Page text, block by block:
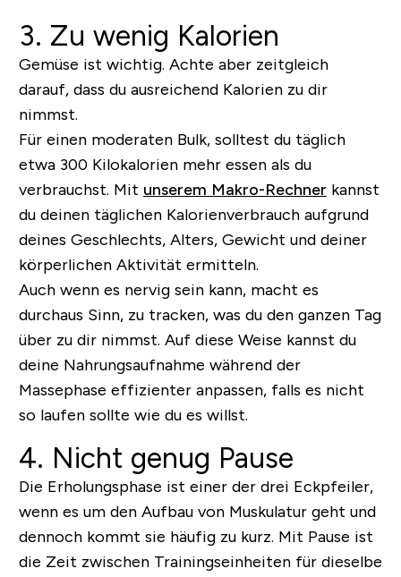
3. Zu wenig Kalorien
Gemüse ist wichtig. Achte aber zeitgleich
darauf, dass du ausreichend Kalorien zu dir
nimmst.
Für einen moderaten Bulk, solltest du täglich
etwa 300 Kilokalorien mehr essen als du
verbrauchst. Mit unserem Makro-Rechner kannst
du deinen täglichen Kalorienverbrauch aufgrund
deines Geschlechts, Alters, Gewicht und deiner
körperlichen Aktivität ermitteln.
Auch wenn es nervig sein kann, macht es
durchaus Sinn, zu tracken, was du den ganzen Tag
über zu dir nimmst. Auf diese Weise kannst du
deine Nahrungsaufnahme während der
Massephase effizienter anpassen, falls es nicht
so laufen sollte wie du es willst.
4. Nicht genug Pause
Die Erholungsphase ist einer der drei Eckpfeiler,
wenn es um den Aufbau von Muskulatur geht und
dennoch kommt sie häufig zu kurz. Mit Pause ist
die Zeit zwischen Trainingseinheiten für dieselbe